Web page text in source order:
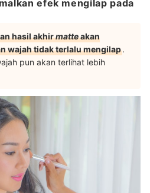
efek mengilap pada
hasil akhirmatteakan
wajah tidak terlalu mengilap.
pun akan terlihat lebih